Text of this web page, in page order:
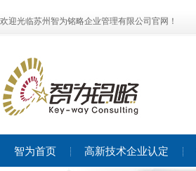
欢迎光临苏州智为铭略企业管理有限公司官网！
智为首页 高新技术企业认定